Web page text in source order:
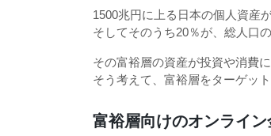
1500兆円に上る日本の個人資産
そしてそのうち20％が、総人口
その富裕層の資産が投資や消費
そう考えて、富裕層をターゲッ
富裕層向けのオンライ